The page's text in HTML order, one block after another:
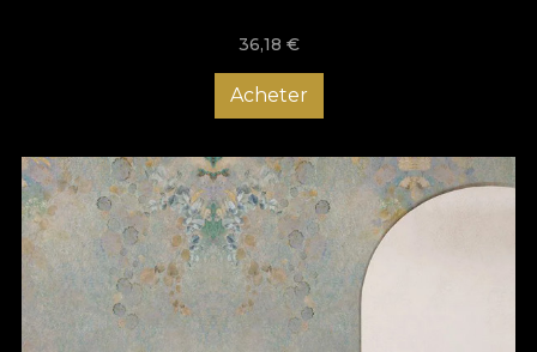
36,18 €
Acheter